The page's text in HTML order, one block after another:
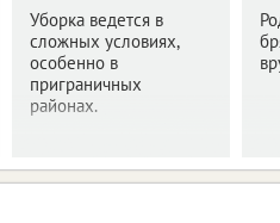
Уборка ведется в
сложных условиях,
особенно в
приграничных
районах.